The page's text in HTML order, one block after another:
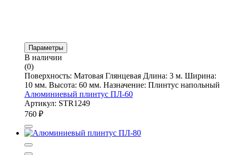
Параметры
В наличии
(0)
Поверхность: Матовая Глянцевая Длина: 3 м. Ширина:
10 мм. Высота: 60 мм. Назначение: Плинтус напольный
Алюминиевый плинтус ПЛ-60
Артикул: STR1249
760 ₽